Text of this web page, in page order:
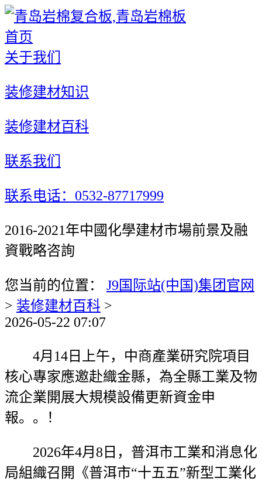
首页
关于我们
装修建材知识
装修建材百科
联系我们
联系电话：0532-87717999
2016-2021年中國化學建材市場前景及融
資戰略咨詢
您当前的位置： J9国际站(中国)集团官网
> 装修建材百科 >
2026-05-22 07:07
4月14日上午，中商產業研究院項目
核心專家應邀赴織金縣，為全縣工業及物
流企業開展大規模設備更新資金申
報。。！
2026年4月8日，普洱市工業和消息化
局組織召開《普洱市“十五五”新型工業化